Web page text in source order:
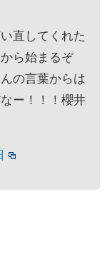
直してくれた
ら始まるぞ
の言葉からは
ー！！！櫻井